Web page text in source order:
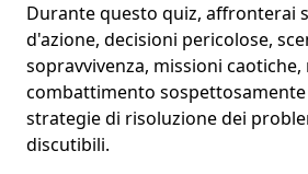
Durante questo quiz, affronterai
d'azione, decisioni pericolose,
sopravvivenza, missioni
combattimento
strategie di risoluzione dei
discutibili.